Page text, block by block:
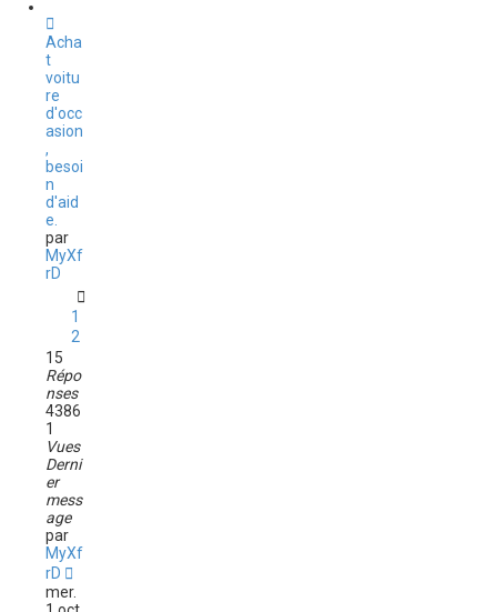
Acha
t
voitu
re
d'occ
asion
,
besoi
n
d'aid
e.
par
MyXf
rD
1
2
15
Répo
nses
4386
1
Vues
Derni
er
mess
age
par
MyXf
rD
mer.